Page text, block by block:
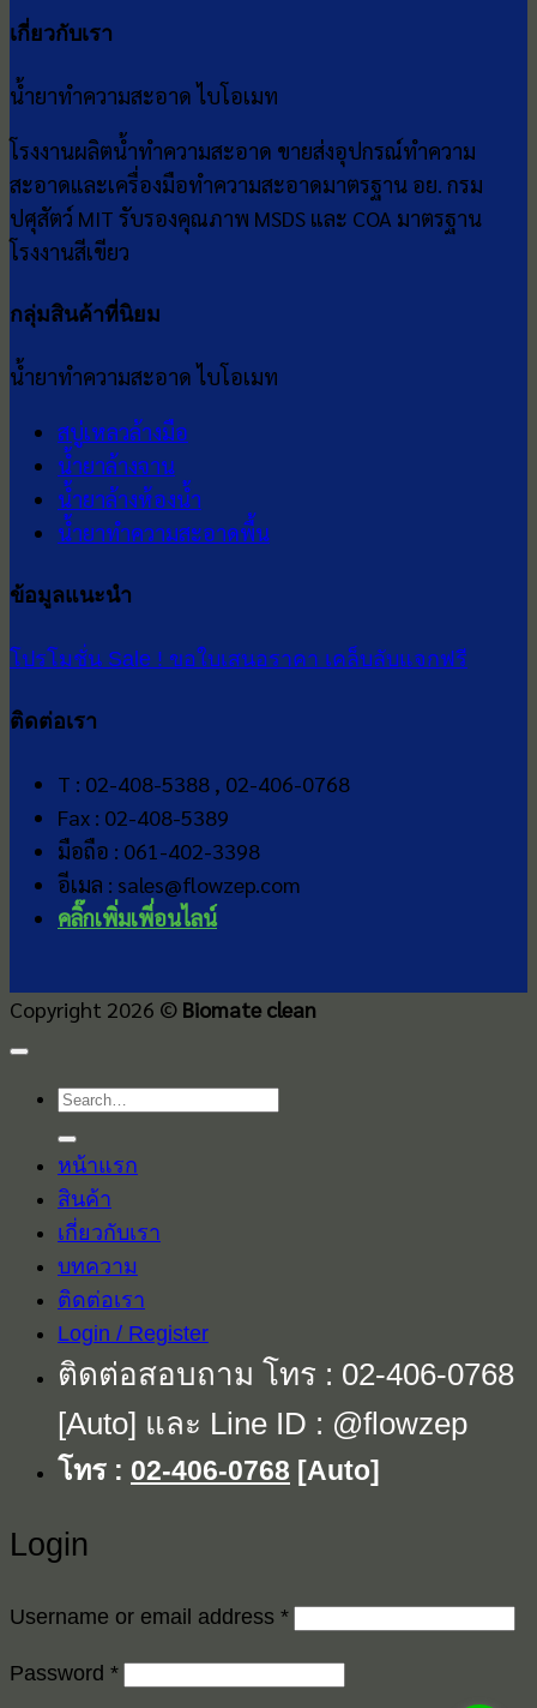
เกี่ยวกับเรา
น้ำยาทำความสะอาด ไบโอเมท
โรงงานผลิตน้ำทำความสะอาด ขายส่งอุปกรณ์ทำความ
สะอาดและเครื่องมือทำความสะอาดมาตรฐาน อย. กรม
ปศุสัตว์ MIT รับรองคุณภาพ MSDS และ COA มาตรฐาน
โรงงานสีเขียว
กลุ่มสินค้าที่นิยม
น้ำยาทำความสะอาด ไบโอเมท
สบู่เหลวล้างมือ
น้ำยาล้างจาน
น้ำยาล้างห้องน้ำ
น้ำยาทำความสะอาดพื้น
ข้อมูลแนะนำ
โปรโมชั่น Sale ! ขอใบเสนอราคา เคล็บลับแจกฟรี
ติดต่อเรา
T : 02-408-5388 , 02-406-0768
Fax : 02-408-5389
มือถือ : 061-402-3398
อีเมล : sales@flowzep.com
คลิ๊กเพิ่มเพี่อนไลน์
Copyright 2026 © Biomate clean
Search
for:
หน้าแรก
สินค้า
เกี่ยวกับเรา
บทความ
ติดต่อเรา
Login / Register
ติดต่อสอบถาม โทร : 02-406-0768
[Auto] และ Line ID : @flowzep
โทร : 02-406-0768 [Auto]
Login
Username or email address *Required
Password *Required